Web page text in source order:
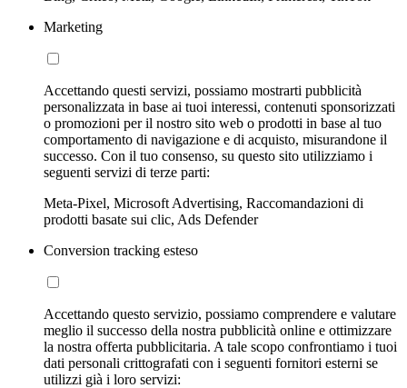
Marketing
Accettando questi servizi, possiamo mostrarti pubblicità
personalizzata in base ai tuoi interessi, contenuti sponsorizzati
o promozioni per il nostro sito web o prodotti in base al tuo
comportamento di navigazione e di acquisto, misurandone il
successo. Con il tuo consenso, su questo sito utilizziamo i
seguenti servizi di terze parti:
Meta-Pixel, Microsoft Advertising, Raccomandazioni di
prodotti basate sui clic, Ads Defender
Conversion tracking esteso
Accettando questo servizio, possiamo comprendere e valutare
meglio il successo della nostra pubblicità online e ottimizzare
la nostra offerta pubblicitaria. A tale scopo confrontiamo i tuoi
dati personali crittografati con i seguenti fornitori esterni se
utilizzi già i loro servizi: